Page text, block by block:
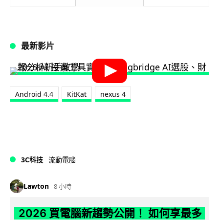
最新影片
Android 4.4 KitKat nexus 4
3C科技 流動電腦
Lawton 8 小時
2026 買電腦新趨勢公開！ 如何享最多